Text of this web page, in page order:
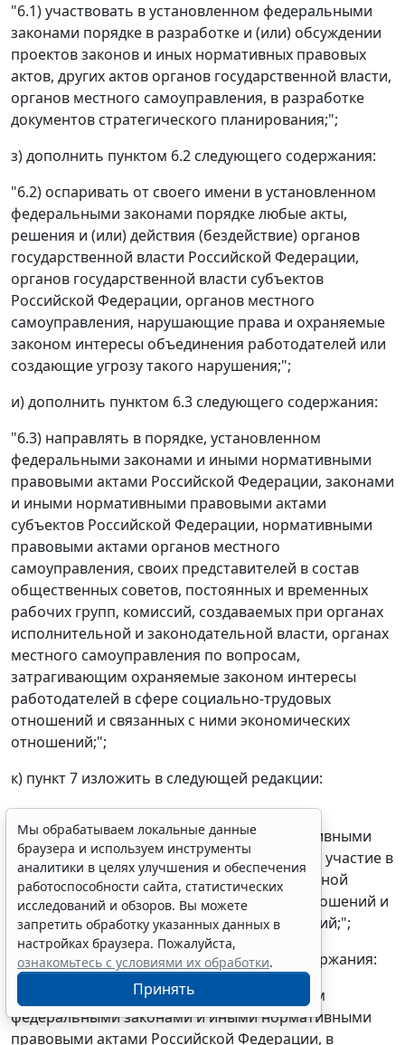
"6.1) участвовать в установленном федеральными
законами порядке в разработке и (или) обсуждении
проектов законов и иных нормативных правовых
актов, других актов органов государственной власти,
органов местного самоуправления, в разработке
документов стратегического планирования;";
з) дополнить пунктом 6.2 следующего содержания:
"6.2) оспаривать от своего имени в установленном
федеральными законами порядке любые акты,
решения и (или) действия (бездействие) органов
государственной власти Российской Федерации,
органов государственной власти субъектов
Российской Федерации, органов местного
самоуправления, нарушающие права и охраняемые
законом интересы объединения работодателей или
создающие угрозу такого нарушения;";
и) дополнить пунктом 6.3 следующего содержания:
"6.3) направлять в порядке, установленном
федеральными законами и иными нормативными
правовыми актами Российской Федерации, законами
и иными нормативными правовыми актами
субъектов Российской Федерации, нормативными
правовыми актами органов местного
самоуправления, своих представителей в состав
общественных советов, постоянных и временных
рабочих групп, комиссий, создаваемых при органах
исполнительной и законодательной власти, органах
местного самоуправления по вопросам,
затрагивающим охраняемые законом интересы
работодателей в сфере социально-трудовых
отношений и связанных с ними экономических
отношений;";
к) пункт 7 изложить в следующей редакции:
"7) принимать в порядке, установленном
федеральными законами и иными нормативными
правовыми актами Российской Федерации, участие в
формировании и реализации государственной
политики в сфере социально-трудовых отношений и
связанных с ними экономических отношений;";
л) дополнить пунктом 8.1 следующего содержания:
"8.1) участвовать в порядке, установленном
федеральными законами и иными нормативными
правовыми актами Российской Федерации, в
Мы обрабатываем локальные данные
браузера и используем инструменты
аналитики в целях улучшения и обеспечения
работоспособности сайта, статистических
исследований и обзоров. Вы можете
запретить обработку указанных данных в
настройках браузера. Пожалуйста,
ознакомьтесь с условиями их обработки.
Принять